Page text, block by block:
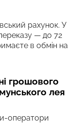
рахунок. У
— до 72
в обмін на
грошового
лея
оператори